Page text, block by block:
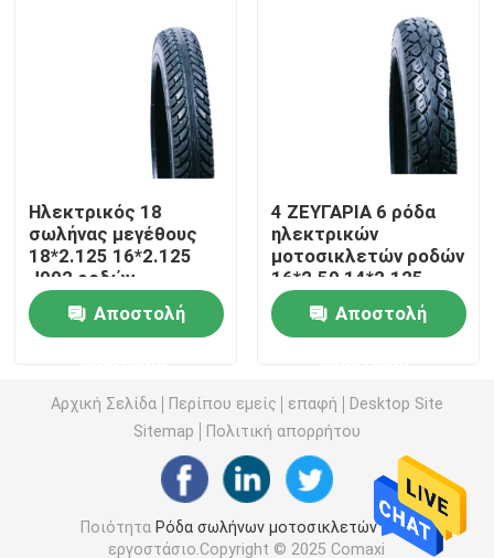
Ρόδα μοτοσικλετών οδών
Από τη ρόδα οδικών μοτοσικλετών
Ρόδα μηχανικών δίκυκλων μοτοσικλετών
Ηλεκτρική ρόδα μοτοσικλετών
Εσωτερικός σωλήνας μοτοσικλετών
Τρίκυκλος εσωτερικός σωλήνας
Ηλεκτρικός 18
σωλήνας μεγέθους
18*2.125 16*2.125
J902 ροδών
μοτοσικλετών
ίντσας Αποστολή
4 ΖΕΥΓΑΡΙΑ 6 ρόδα
ηλεκτρικών
μοτοσικλετών ροδών
16*2.50 14*2.125
J903 μαύρου
μοτοσικλετών
ΖΕΥΓΑΡΙΑ Συμβούλιο
16
Αποστολή
Αρχική Σελίδα Περίπου εμείς επαφή
Desktop Site
Sitemap
Πολιτική απορρήτου
Ποιότητα Ρόδα σωλήνων μοτοσικλετώνΚίνα
εργοστάσιο.Copyright © 2025 Comaxi